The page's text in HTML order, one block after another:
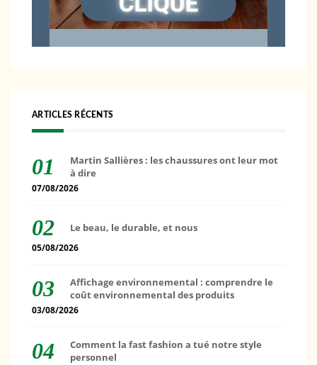
ARTICLES RÉCENTS
Martin Sallières : les chaussures ont leur mot
à dire
07/08/2026
Le beau, le durable, et nous
05/08/2026
Affichage environnemental : comprendre le
coût environnemental des produits
03/08/2026
Comment la fast fashion a tué notre style
personnel